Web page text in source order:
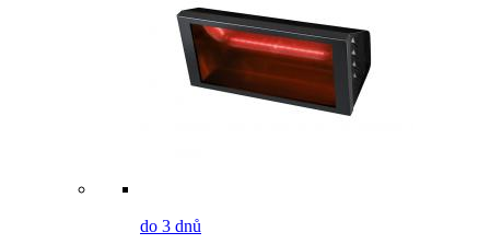
do 3 dnů